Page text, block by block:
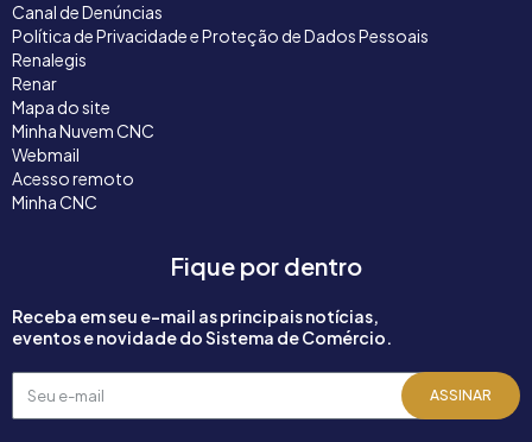
Canal de Denúncias
Política de Privacidade e Proteção de Dados Pessoais
Renalegis
Renar
Mapa do site
Minha Nuvem CNC
Webmail
Acesso remoto
Minha CNC
Fique por dentro
Receba em seu e-mail as principais notícias,
eventos e novidade do Sistema de Comércio.
Seu
e-
ASSINAR